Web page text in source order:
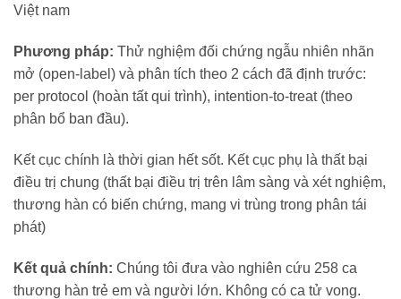
Việt nam
Phương pháp: Thử nghiệm đối chứng ngẫu nhiên nhãn
mở (open-label) và phân tích theo 2 cách đã định trước:
per protocol (hoàn tất qui trình), intention-to-treat (theo
phân bổ ban đầu).
Kết cục chính là thời gian hết sốt. Kết cục phụ là thất bại
điều trị chung (thất bại điều trị trên lâm sàng và xét nghiệm,
thương hàn có biến chứng, mang vi trùng trong phân tái
phát)
Kết quả chính: Chúng tôi đưa vào nghiên cứu 258 ca
thương hàn trẻ em và người lớn. Không có ca tử vong.